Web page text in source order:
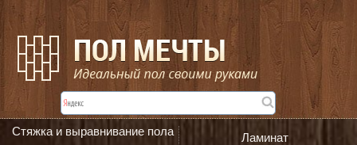
Стяжка и выравнивание пола Ламинат